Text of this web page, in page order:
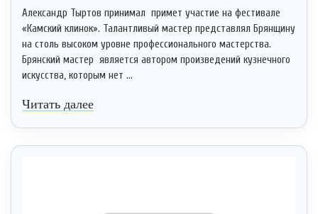
Александр Тыртов принимал примет участие на фестивале
«Камский клинок». Талантливый мастер представлял Брянщину
на столь высоком уровне профессионального мастерства.
Брянский мастер является автором произведений кузнечного
искусства, которым нет ...
Читать далее